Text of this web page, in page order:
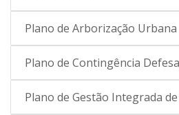
Plano de Arborização Urbana
Plano de Contingência
Plano de Gestão Integrada